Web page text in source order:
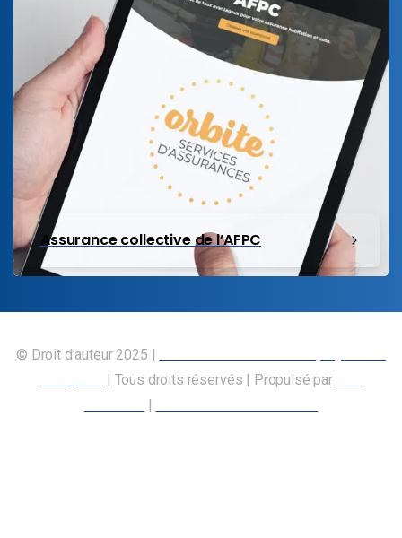
Assurance collective de l’AFPC
© Droit d’auteur 2025 |
| Tous droits réservés | Propulsé par
|